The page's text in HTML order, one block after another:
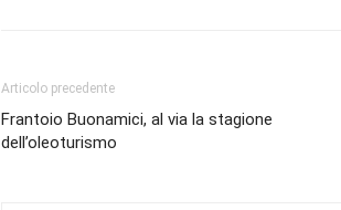
Articolo precedente
Frantoio Buonamici, al via la stagione
dell’oleoturismo